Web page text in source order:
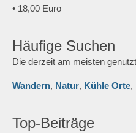
• 18,00 Euro
Häufige Suchen
Die derzeit am meisten
Wandern, Natur, Kühle Orte,
Top-Beiträge